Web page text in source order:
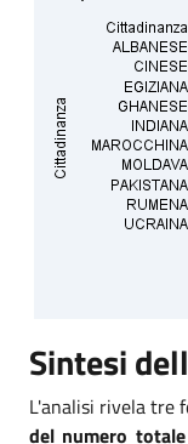
Sintesi
L'analisi rivela tre
del numero